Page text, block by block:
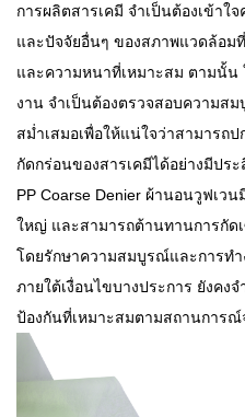
การผลิตสารเคมี จำเป็นต้องเข้า
และปัจจัยอื่นๆ ของสภาพแวดล้อม
และความหนาที่เหมาะสม ตามนั้น
งาน จำเป็นต้องตรวจสอบความส
สม่ำเสมอเพื่อให้แน่ใจว่าสามารถ
กัดกร่อนของสารเคมีได้อย่างมีปร
PP Coarse Denier ผ้านอนวูฟเว
ใหญ่ และสามารถต้านทานการกัด
โดยรักษาความสมบูรณ์และการท
ภายใต้เงื่อนไขบางประการ ยังคง
ป้องกันที่เหมาะสมตามสถานการณ์